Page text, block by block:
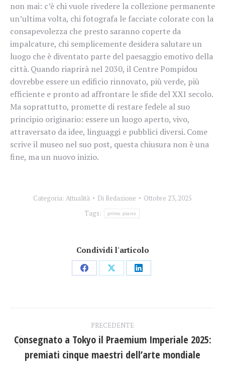
non mai: c’è chi vuole rivedere la collezione permanente
un’ultima volta, chi fotografa le facciate colorate con la
consapevolezza che presto saranno coperte da
impalcature, chi semplicemente desidera salutare un
luogo che è diventato parte del paesaggio emotivo della
città. Quando riaprirà nel 2030, il Centre Pompidou
dovrebbe essere un edificio rinnovato, più verde, più
efficiente e pronto ad affrontare le sfide del XXI secolo.
Ma soprattutto, promette di restare fedele al suo
principio originario: essere un luogo aperto, vivo,
attraversato da idee, linguaggi e pubblici diversi. Come
scrive il museo nel suo post, questa chiusura non è una
fine, ma un nuovo inizio.
Categoria: Attualità Di Redazione
Ottobre 23, 2025
Tags:
primo piano
Condividi l'articolo
CondividiCondividiCondividi
tra
PRECEDENTE
Post
precedente:
Consegnato a Tokyo il Praemium Imperiale 2025:
premiati cinque maestri dell’arte mondiale